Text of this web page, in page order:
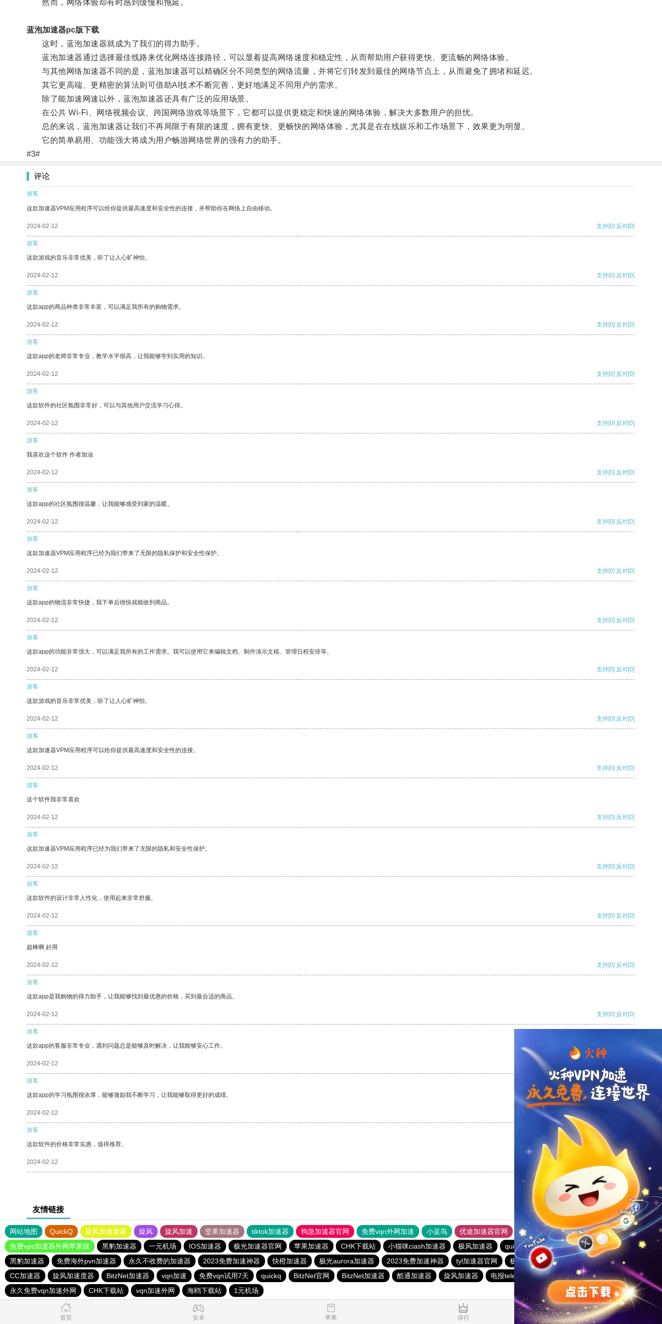
然而，网络体验却有时感到缓慢和拖延。
蓝泡加速器pc版下载
这时，蓝泡加速器就成为了我们的得力助手。
蓝泡加速器通过选择最佳线路来优化网络连接路径，可以显着提高网络速度和稳定性，从而帮助用户获得更快、更流畅的网络体验。
与其他网络加速器不同的是，蓝泡加速器可以精确区分不同类型的网络流量，并将它们转发到最佳的网络节点上，从而避免了拥堵和延迟。
其它更高端、更精密的算法则可借助AI技术不断完善，更好地满足不同用户的需求。
除了能加速网速以外，蓝泡加速器还具有广泛的应用场景。
在公共 Wi-Fi、网络视频会议、跨国网络游戏等场景下，它都可以提供更稳定和快速的网络体验，解决大多数用户的担忧。
总的来说，蓝泡加速器让我们不再局限于有限的速度，拥有更快、更畅快的网络体验，尤其是在在线娱乐和工作场景下，效果更为明显。
它的简单易用、功能强大将成为用户畅游网络世界的强有力的助手。
#3#
评论
游客
这款加速器VPM应用程序可以给你提供最高速度和安全性的连接，并帮助你在网络上自由移动。
2024-02-12 支持[0] 反对[0]
游客
这款游戏的音乐非常优美，听了让人心旷神怡。
2024-02-12 支持[0] 反对[0]
游客
这款app的商品种类非常丰富，可以满足我所有的购物需求。
2024-02-12 支持[0] 反对[0]
游客
这款app的老师非常专业，教学水平很高，让我能够学到实用的知识。
2024-02-12 支持[0] 反对[0]
游客
这款软件的社区氛围非常好，可以与其他用户交流学习心得。
2024-02-12 支持[0] 反对[0]
游客
我喜欢这个软件 作者加油
2024-02-12 支持[0] 反对[0]
游客
这款app的社区氛围很温馨，让我能够感受到家的温暖。
2024-02-12 支持[0] 反对[0]
游客
这款加速器VPM应用程序已经为我们带来了无限的隐私保护和安全性保护。
2024-02-12 支持[0] 反对[0]
游客
这款app的物流非常快捷，我下单后很快就能收到商品。
2024-02-12 支持[0] 反对[0]
游客
这款app的功能非常强大，可以满足我所有的工作需求。我可以使用它来编辑文档、制作演示文稿、管理日程安排等。
2024-02-12 支持[0] 反对[0]
游客
这款游戏的音乐非常优美，听了让人心旷神怡。
2024-02-12 支持[0] 反对[0]
游客
这款加速器VPM应用程序可以给你提供最高速度和安全性的连接。
2024-02-12 支持[0] 反对[0]
游客
这个软件我非常喜欢
2024-02-12 支持[0] 反对[0]
游客
这款加速器VPM应用程序已经为我们带来了无限的隐私和安全性保护。
2024-02-12 支持[0] 反对[0]
游客
这款软件的设计非常人性化，使用起来非常舒服。
2024-02-12 支持[0] 反对[0]
游客
超棒啊 好用
2024-02-12 支持[0] 反对[0]
游客
这款app是我购物的得力助手，让我能够找到最优惠的价格，买到最合适的商品。
2024-02-12 支持[0] 反对[0]
游客
这款app的客服非常专业，遇到问题总是能够及时解决，让我能够安心工作。
2024-02-12
游客
这款app的学习氛围很浓厚，能够激励我不断学习，让我能够取得更好的成绩。
2024-02-12 反对
游客
这款软件的价格非常实惠，值得推荐。
2024-02-12 反对[0]
友情链接
网站地图 QuickQ 旋风加速度器 旋风 旋风加速 坚果加速器 tiktok加速器 狗急加速器官网 免费vqn外网加速 小蓝鸟 优途加速器官网 风驰加速器 旋风加速器
八戒看书
免费vps加速器外网苹果版
黑豹加速器 一元机场 IOS加速器 极光加速器官网 苹果加速器 CHK下载站 小猫咪ciash加速器 极风加速器 quickq 书游下载站
俺来买下载站
黑豹加速器
免费海外pvn加速器 永久不收费的加速器 2023免费加速神器 快橙加速器 极光aurora加速器 2023免费加速神器 tyl加速器官网 极光vqn官网 极光加速器
西柚加速器
CC加速器
旋风加速度器 BitzNet加速器 vqn加速 免费vqn试用7天 quickq BitzNet官网 BitzNet加速器 酷通加速器 旋风加速器 电报telegeram加速器
暴雪加速器vp
永久免费vqn加速外网
CHK下载站 vqn加速外网 海鸥下载站 1元机场
首页 安卓 苹果 排行 推荐